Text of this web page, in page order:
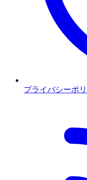
プライバシーポ